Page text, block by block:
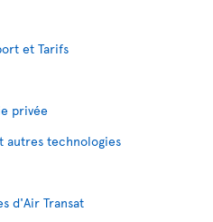
et Tarifs
privée
autres technologies
d'Air Transat